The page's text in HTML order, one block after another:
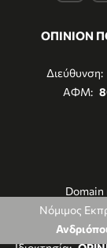
ΟΠΙΝΙΟΝ
Διεύθυνση:
ΑΦΜ:
Domain
Νόμιμος